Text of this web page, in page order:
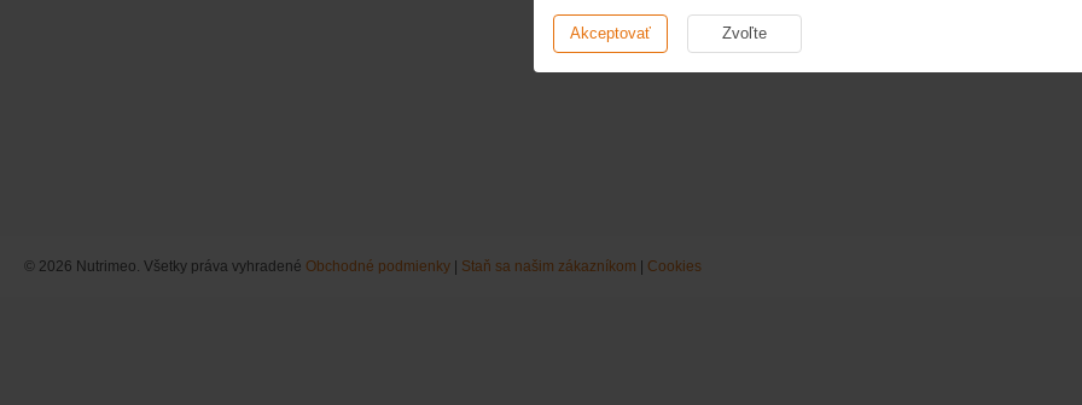
© 2026 Nutrimeo. Všetky práva vyhradené Obchodné podmienky | Staň sa našim zákazníkom | Cookies
Akceptovať Zvoľte